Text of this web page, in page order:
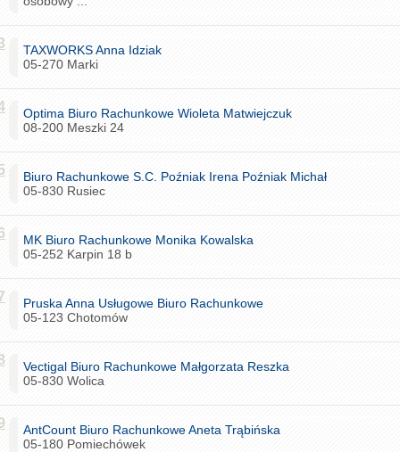
TAXWORKS Anna Idziak
05-270 Marki
Optima Biuro Rachunkowe Wioleta Matwiejczuk
08-200 Meszki 24
Biuro Rachunkowe S.C. Poźniak Irena Poźniak Michał
05-830 Rusiec
MK Biuro Rachunkowe Monika Kowalska
05-252 Karpin 18 b
Pruska Anna Usługowe Biuro Rachunkowe
05-123 Chotomów
Vectigal Biuro Rachunkowe Małgorzata Reszka
05-830 Wolica
AntCount Biuro Rachunkowe Aneta Trąbińska
05-180 Pomiechówek